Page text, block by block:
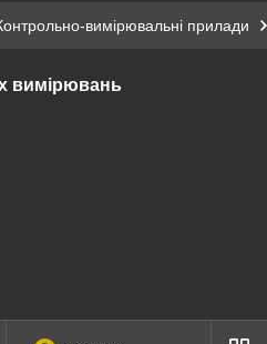
вимірювальні прилади
вимірювань